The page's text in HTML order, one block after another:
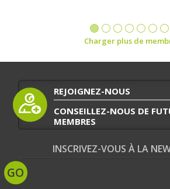
Charger plus de
REJOIGNEZ-NOUS
CONSEILLEZ-NOUS DE
MEMBRES
INSCRIVEZ-VOUS À LA